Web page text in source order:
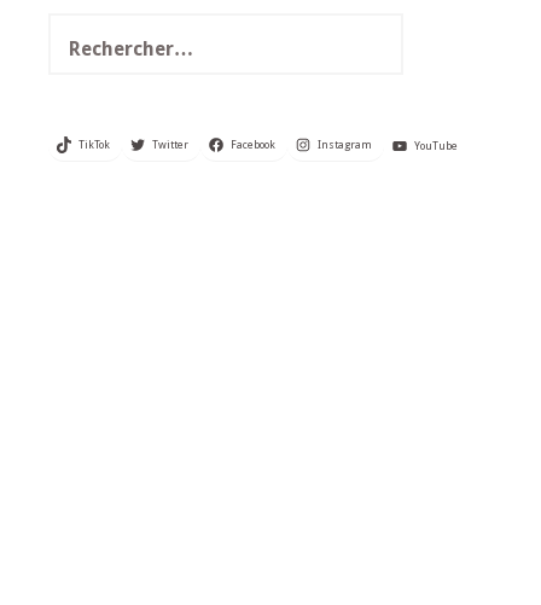
TikTok Twitter Facebook Instagram YouTube